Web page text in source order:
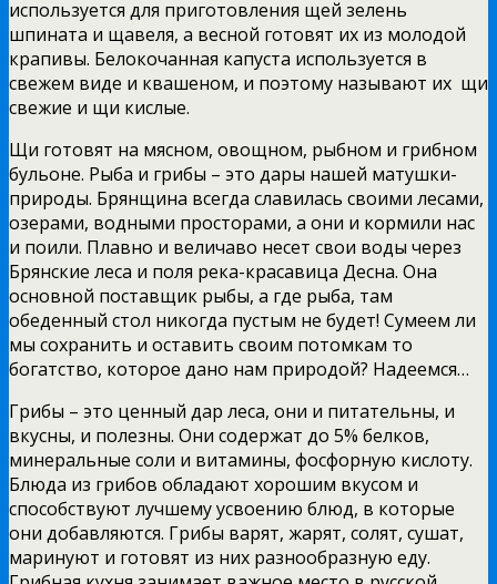
используется для приготовления щей зелень
шпината и щавеля, а весной готовят их из молодой
крапивы. Белокочанная капуста используется в
свежем виде и квашеном, и поэтому называют их щи
свежие и щи кислые.
Щи готовят на мясном, овощном, рыбном и грибном
бульоне. Рыба и грибы – это дары нашей матушки-
природы. Брянщина всегда славилась своими лесами,
озерами, водными просторами, а они и кормили нас
и поили. Плавно и величаво несет свои воды через
Брянские леса и поля река-красавица Десна. Она
основной поставщик рыбы, а где рыба, там
обеденный стол никогда пустым не будет! Сумеем ли
мы сохранить и оставить своим потомкам то
богатство, которое дано нам природой? Надеемся…
Грибы – это ценный дар леса, они и питательны, и
вкусны, и полезны. Они содержат до 5% белков,
минеральные соли и витамины, фосфорную кислоту.
Блюда из грибов обладают хорошим вкусом и
способствуют лучшему усвоению блюд, в которые
они добавляются. Грибы варят, жарят, солят, сушат,
маринуют и готовят из них разнообразную еду.